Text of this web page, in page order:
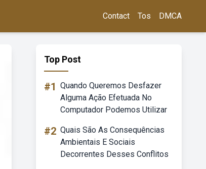
Contact Tos DMCA
Top Post
#1 Quando Queremos Desfazer
Alguma Ação Efetuada No
Computador Podemos Utilizar
#2 Quais São As Consequências
Ambientais E Sociais
Decorrentes Desses Conflitos